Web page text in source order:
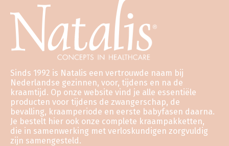
Sinds 1992 is Natalis een vertrouwde naam bij
Nederlandse gezinnen, voor, tijdens en na de
kraamtijd. Op onze website vind je alle essentiële
producten voor tijdens de zwangerschap, de
bevalling, kraamperiode en eerste babyfasen daarna.
Je bestelt hier ook onze complete kraampakketten,
die in samenwerking met verloskundigen zorgvuldig
zijn samengesteld.